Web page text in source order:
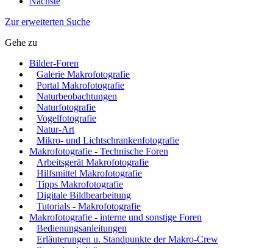
Zur erweiterten Suche
Gehe zu
Bilder-Foren
Galerie Makrofotografie
Portal Makrofotografie
Naturbeobachtungen
Naturfotografie
Vogelfotografie
Natur-Art
Mikro- und Lichtschrankenfotografie
Makrofotografie - Technische Foren
Arbeitsgerät Makrofotografie
Hilfsmittel Makrofotografie
Tipps Makrofotografie
Digitale Bildbearbeitung
Tutorials - Makrofotografie
Makrofotografie - interne und sonstige Foren
Bedienungsanleitungen
Erläuterungen u. Standpunkte der Makro-Crew